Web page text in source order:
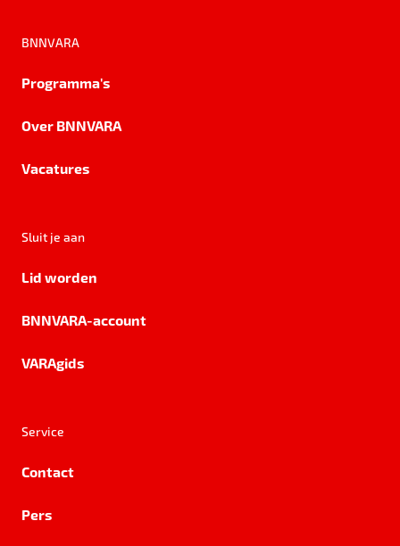
BNNVARA
Programma's
Over BNNVARA
Vacatures
Sluit je aan
Lid worden
BNNVARA-account
VARAgids
Service
Contact
Pers